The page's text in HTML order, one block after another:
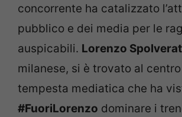
concorrente ha catalizzato
pubblico e dei media per le
auspicabili. Lorenzo
milanese, si è trovato al
tempesta mediatica che ha
#FuoriLorenzo dominare i